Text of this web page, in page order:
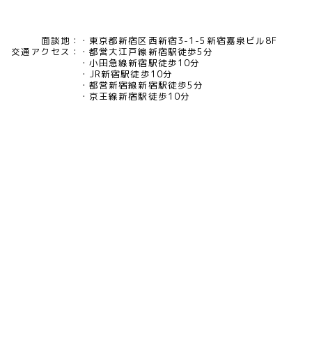
面談地：
東京都新宿区西新宿3-1-5新宿嘉泉ビル8F
交通アクセス：
都営大江戸線新宿駅徒歩5分
小田急線新宿駅徒歩10分
JR新宿駅徒歩10分
都営新宿線新宿駅徒歩5分
京王線新宿駅徒歩10分